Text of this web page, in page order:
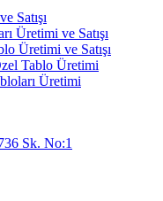
Satışı
Üretimi ve Satışı
Üretimi ve Satışı
Tablo Üretimi
Üretimi
Sk. No:1